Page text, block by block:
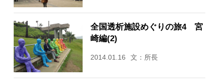
全国透析施設めぐりの旅4 宮
崎編(2)
2014.01.16 文：所長